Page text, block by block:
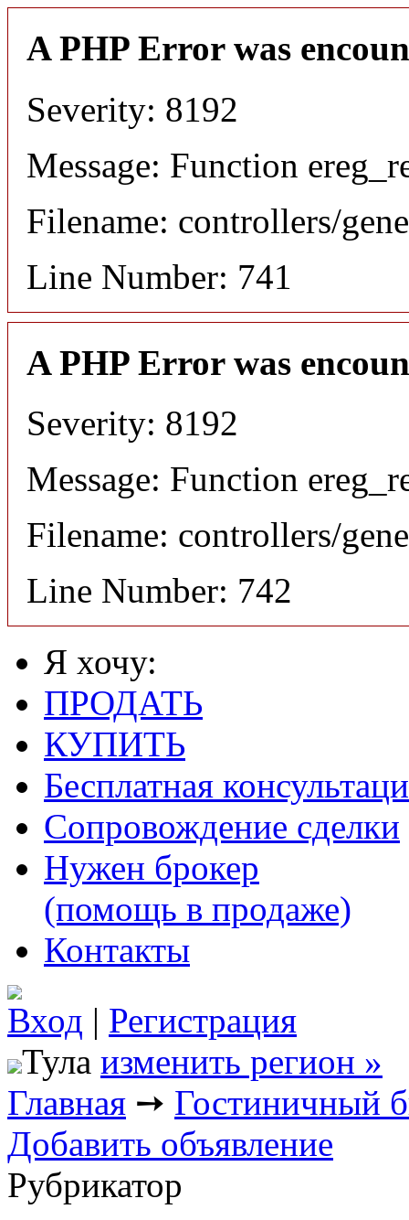
A PHP Error was
Severity: 8192
Message: Function
Filename: controllers/
Line Number: 741
A PHP Error was
Severity: 8192
Message: Function
Filename: controllers/
Line Number: 742
Я хочу:
ПРОДАТЬ
КУПИТЬ
Бесплатная
Сопровождение сделки
Нужен брокер
(помощь в продаже)
Контакты
Вход | Регистрация
Тула изменить регион »
Главная ➙ Гостиничный
Добавить объявление
Рубрикатор